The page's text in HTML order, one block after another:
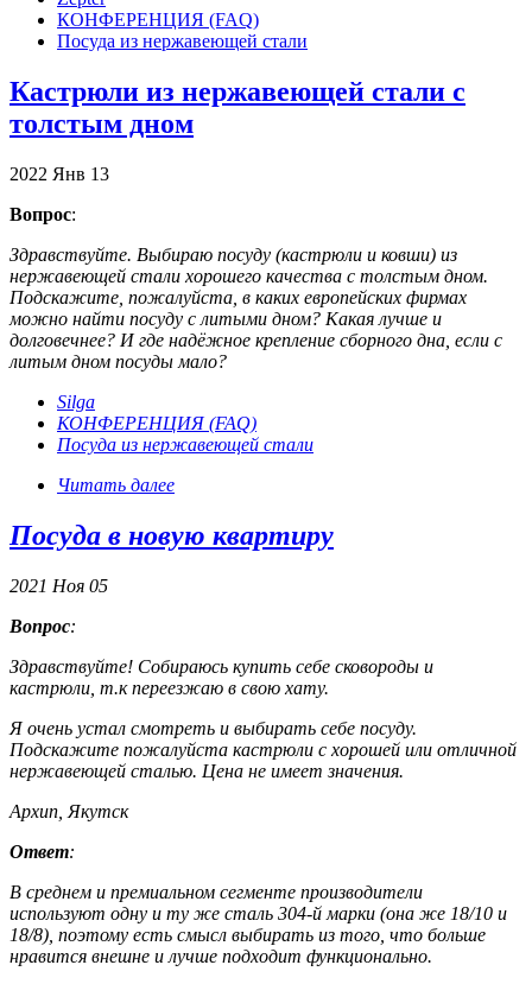
КОНФЕРЕНЦИЯ (FAQ)
Посуда из нержавеющей стали
Кастрюли из нержавеющей стали с
толстым дном
2022 Янв 13
Вопрос:
Здравствуйте. Выбираю посуду (кастрюли и ковши) из
нержавеющей стали хорошего качества с толстым дном.
Подскажите, пожалуйста, в каких европейских фирмах
можно найти посуду с литыми дном? Какая лучше и
долговечнее? И где надёжное крепление сборного дна, если с
литым дном посуды мало?
Silga
КОНФЕРЕНЦИЯ (FAQ)
Посуда из нержавеющей стали
Читать далее
Посуда в новую квартиру
2021 Ноя 05
Вопрос:
Здравствуйте! Собираюсь купить себе сковороды и
кастрюли, т.к переезжаю в свою хату.
Я очень устал смотреть и выбирать себе посуду.
Подскажите пожалуйста кастрюли с хорошей или отличной
нержавеющей сталью. Цена не имеет значения.
Архип, Якутск
Ответ:
В среднем и премиальном сегменте производители
используют одну и ту же сталь 304-й марки (она же 18/10 и
18/8), поэтому есть смысл выбирать из того, что больше
нравится внешне и лучше подходит функционально.